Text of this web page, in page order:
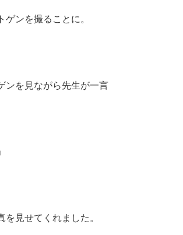
ゲンを撮ることに。
ンを見ながら先生が一言
を見せてくれました。